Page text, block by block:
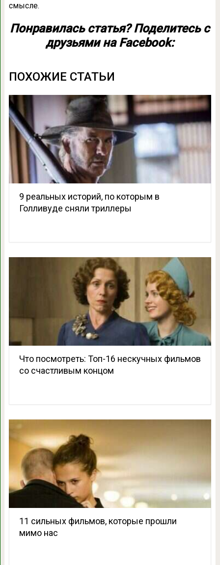
смысле.
Понравилась статья? Поделитесь с
друзьями на Facebook:
ПОХОЖИЕ СТАТЬИ
9 реальных историй, по которым в
Голливуде сняли триллеры
Что посмотреть: Топ-16 нескучных фильмов
со счастливым концом
11 сильных фильмов, которые прошли
мимо нас